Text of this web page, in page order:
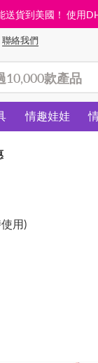
送貨到美國！ 使用
聯絡我們
情趣娃娃
用)